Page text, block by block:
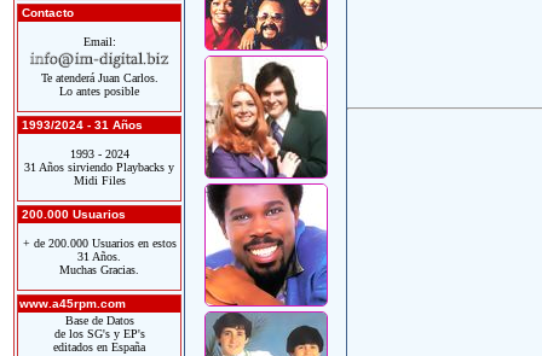
Contacto
Email:
Te atenderá Juan Carlos.
Lo antes posible
1993/2024 - 31 Años
1993 - 2024
31 Años sirviendo Playbacks y
Midi Files
200.000 Usuarios
+ de 200.000 Usuarios en estos
31 Años.
Muchas Gracias.
www.a45rpm.com
Base de Datos
de los SG's y EP's
editados en España